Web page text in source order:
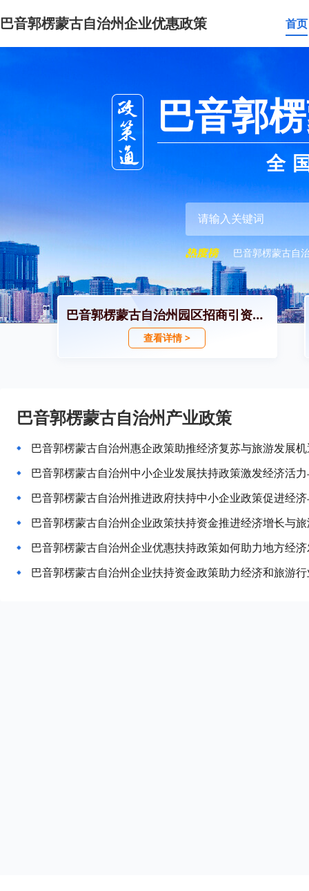
巴音郭楞蒙古自治州企业优惠政策 首页
巴音郭
全
巴音郭楞蒙古自
巴音郭楞蒙古自治州园区招商引资政策
查看详情 >
巴音郭楞蒙古自治州产业政策
巴音郭楞蒙古自治州惠企政策助推经济复苏与旅游发展
巴音郭楞蒙古自治州中小企业发展扶持政策激发经济活
巴音郭楞蒙古自治州推进政府扶持中小企业政策促进经
巴音郭楞蒙古自治州企业政策扶持资金推进经济增长与
巴音郭楞蒙古自治州企业优惠扶持政策如何助力地方经
巴音郭楞蒙古自治州企业扶持资金政策助力经济和旅游